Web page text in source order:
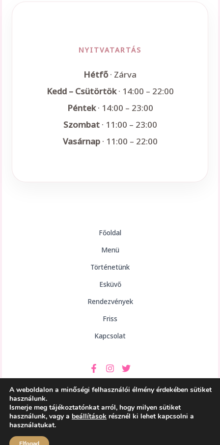
NYITVATARTÁS
Hétfő· Zárva
Kedd – Csütörtök· 14:00 – 22:00
Péntek· 14:00 – 23:00
Szombat· 11:00 – 23:00
Vasárnap· 11:00 – 22:00
Főoldal
Menü
Történetünk
Esküvő
Rendezvények
Friss
Kapcsolat
Copyright © 2026 aHely Étterem
A weboldalon a minőségi felhasználói élmény érdekében sütiket
használunk.
Ismerje meg tájékoztatónkat arról, hogy milyen sütiket
használunk, vagy a beállítások résznél ki lehet kapcsolni a
használatukat.